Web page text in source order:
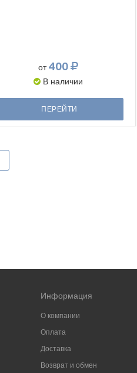
от400
В наличии
ПЕРЕЙТИ
Информация
О компании
Оплата
Доставка
Возврат и обмен